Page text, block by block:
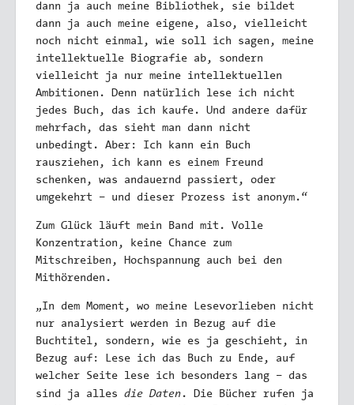
dann ja auch meine Bibliothek, sie bildet
dann ja auch meine eigene, also, vielleicht
noch nicht einmal, wie soll ich sagen, meine
intellektuelle Biografie ab, sondern
vielleicht ja nur meine intellektuellen
Ambitionen. Denn natürlich lese ich nicht
jedes Buch, das ich kaufe. Und andere dafür
mehrfach, das sieht man dann nicht
unbedingt. Aber: Ich kann ein Buch
rausziehen, ich kann es einem Freund
schenken, was andauernd passiert, oder
umgekehrt – und dieser Prozess ist anonym.“
Zum Glück läuft mein Band mit. Volle
Konzentration, keine Chance zum
Mitschreiben, Hochspannung auch bei den
Mithörenden.
„In dem Moment, wo meine Lesevorlieben nicht
nur analysiert werden in Bezug auf die
Buchtitel, sondern, wie es ja geschieht, in
Bezug auf: Lese ich das Buch zu Ende, auf
welcher Seite lese ich besonders lang – das
sind ja alles die Daten . Die Bücher rufen ja